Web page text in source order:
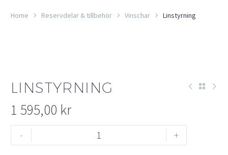
Home Reservdelar & tillbehör Vinschar Linstyrning
LINSTYRNING
1 595,00 kr
-
Linstyrning
mängd
+